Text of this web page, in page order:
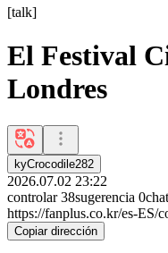
[talk]
El Festival
Londres
kyCrocodile282
2026.07.02 23:22
controlar 38sugerencia 0
https://fanplus.co.kr/es-ES/
Copiar dirección